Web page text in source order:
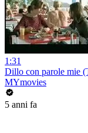
1:31
Dillo con parole mie
MYmovies
5 anni fa